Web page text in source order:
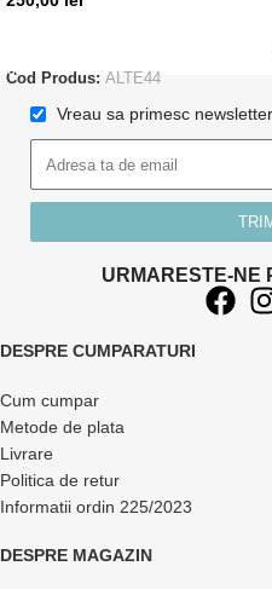
Cod Produs: ALTE44
Vreau sa primesc
URMARESTE-NE
DESPRE CUMPARATURI
Cum cumpar
Metode de plata
Livrare
Politica de retur
Informatii ordin 225/2023
DESPRE MAGAZIN